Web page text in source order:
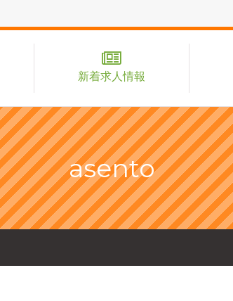
新着求人情報
asento